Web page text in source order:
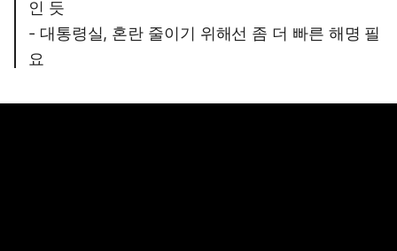
인 듯
- 대통령실, 혼란 줄이기 위해선 좀 더 빠른 해명 필
요